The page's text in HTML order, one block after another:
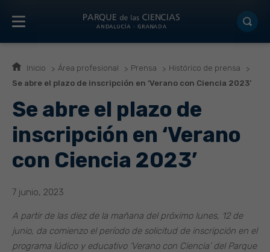
Inicio Área profesional Prensa
Histórico de prensa
Se abre el plazo de inscripción en ‘Verano con Ciencia 2023’
Se abre el plazo de
inscripción en ‘Verano
con Ciencia 2023’
7 junio, 2023
A partir de las diez de la mañana del próximo lunes, 12 de
junio, da comienzo el período de solicitud de inscripción en el
programa lúdico y educativo ‘Verano con Ciencia’ del Parque